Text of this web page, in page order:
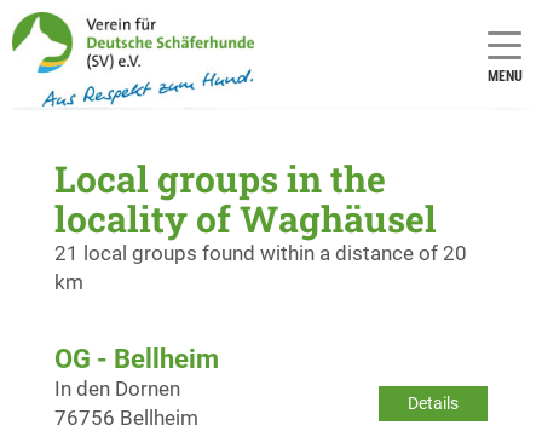
MENU
Local groups in the
locality of Waghäusel
21 local groups found within a distance of 20
km
OG - Bellheim
Details
In den Dornen
76756 Bellheim